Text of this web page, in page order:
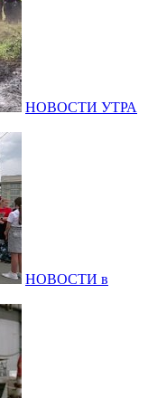
НОВОСТИ УТРА
НОВОСТИ в